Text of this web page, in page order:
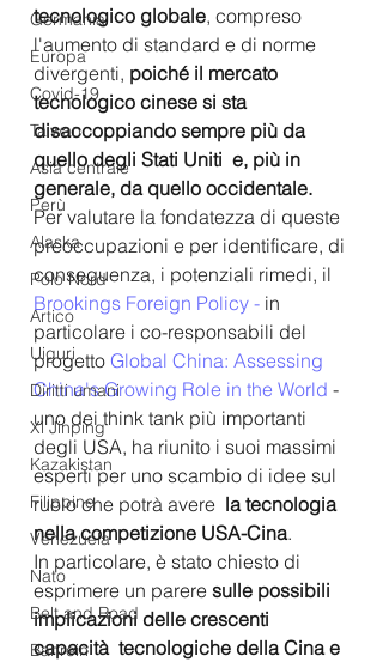
Germania
Europa
Covid-19
Taiwan
Asia centrale
Perù
Alaska
Polo Nord
Artico
Uiguri
Diritti umani
Xi Jinping
Kazakistan
Filippine
Venezuela
Nato
Belt and Road
Bahrein
tecnologico globale, compreso
l'aumento di standard e di norme
divergenti, poiché il mercato
tecnologico cinese si sta
disaccoppiando sempre più da
quello degli Stati Uniti  e, più in
generale, da quello occidentale.
Per valutare la fondatezza di queste
preoccupazioni e per identificare, di
conseguenza, i potenziali rimedi, il
Brookings Foreign Policy - in
particolare i co-responsabili del
progetto Global China: Assessing
China's Growing Role in the World -
uno dei think tank più importanti
degli USA, ha riunito i suoi massimi
esperti per uno scambio di idee sul
ruolo che potrà avere la tecnologia
nella competizione USA-Cina.
In particolare, è stato chiesto di
esprimere un parere sulle possibili
implicazioni delle crescenti
capacità  tecnologiche della Cina e